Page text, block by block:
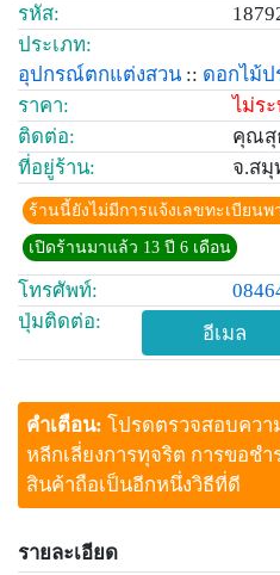
รหัส:
ประเภท:
อุปกรณ์ตกแต่งสวน :: ดอกไม้ป
ราคา:
ไม่ร
ติดต่อ:
คุณสุ
ที่อยู่ร้าน:
จ.สมุ
ร้านนี้ยังไม่มีการแจ้งเลขทะเบียนพ
เปิดร้านมาแล้ว 13 ปี 6 เดือน
โทรศัพท์:
ปุ่มติดต่อ:
อีเมล
คำเตือน: โปรดตรวจสอบควา
หลีกเลี่ยงการทุจริต การขอชำ
สินค้าถือเป็นอีกหนึ่งวิธีที่ดี
รายละเอียด